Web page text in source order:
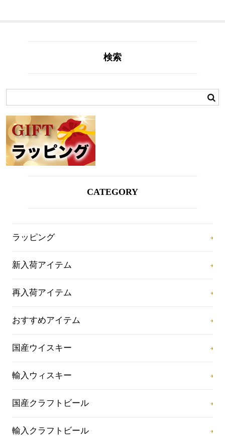
検索
CATEGORY
ラッピング
新入荷アイテム
再入荷アイテム
おすすめアイテム
国産ウイスキー
輸入ウィスキー
国産クラフトビール
輸入クラフトビール